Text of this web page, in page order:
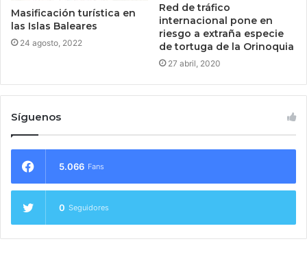
Masificación turística en
las Islas Baleares
24 agosto, 2022
Red de tráfico
internacional pone en
riesgo a extraña especie
de tortuga de la Orinoquia
27 abril, 2020
Síguenos
5.066 Fans
0 Seguidores